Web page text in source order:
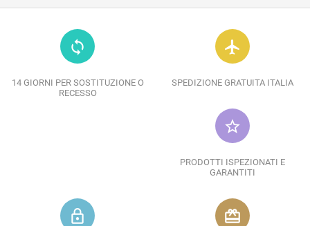
loop
14 GIORNI PER SOSTITUZIONE O
RECESSO
flight
SPEDIZIONE GRATUITA ITALIA
star_border
PRODOTTI ISPEZIONATI E
GARANTITI
lock_outline redeem